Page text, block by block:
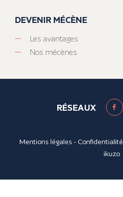
DEVENIR MÉCÈNE
Les avantages
Nos mécènes
RÉSEAUX
Mentions légales - Confidentialité
ikuzo